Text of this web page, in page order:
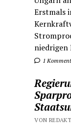
Erstmals
niedrigen
1
VON